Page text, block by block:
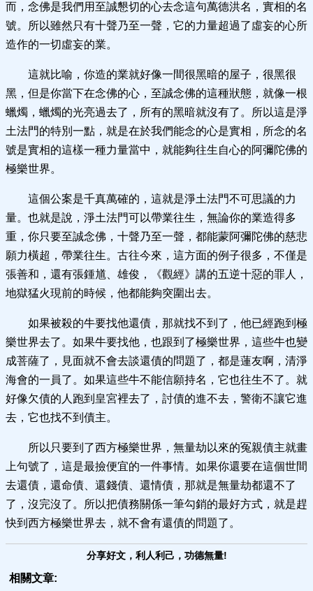
而，念佛是我們用至誠懇切的心去念這句萬德洪名，實相的名
號。所以雖然只有十聲乃至一聲，它的力量超過了虛妄的心所
造作的一切虛妄的業。
這就比喻，你造的業就好像一間很黑暗的屋子，很黑很
黑，但是你當下在念佛的心，至誠念佛的這種狀態，就像一根
蠟燭，蠟燭的光亮過去了，所有的黑暗就沒有了。所以這是淨
土法門的特別一點，就是在於我們能念的心是實相，所念的名
號是實相的這樣一種力量當中，就能夠往生自心的阿彌陀佛的
極樂世界。
這個公案是千真萬確的，這就是淨土法門不可思議的力
量。也就是說，淨土法門可以帶業往生，無論你的業造得多
重，你只要至誠念佛，十聲乃至一聲，都能蒙阿彌陀佛的慈悲
願力橫超，帶業往生。古往今來，這方面的例子很多，不僅是
張善和，還有張鍾馗、雄俊，《觀經》講的五逆十惡的罪人，
地獄猛火現前的時候，他都能夠突圍出去。
如果被殺的牛要找他還債，那就找不到了，他已經跑到極
樂世界去了。如果牛要找他，也跟到了極樂世界，這些牛也變
成菩薩了，見面就不會去談還債的問題了，都是蓮友啊，清淨
海會的一員了。如果這些牛不能信願持名，它也往生不了。就
好像欠債的人跑到皇宮裡去了，討債的進不去，警衛不讓它進
去，它也找不到債主。
所以只要到了西方極樂世界，無量劫以來的冤親債主就畫
上句號了，這是最撿便宜的一件事情。如果你還要在這個世間
去還債，還命債、還錢債、還情債，那就是無量劫都還不了
了，沒完沒了。所以把債務關係一筆勾銷的最好方式，就是趕
快到西方極樂世界去，就不會有還債的問題了。
分享好文，利人利己，功德無量!
相關文章: